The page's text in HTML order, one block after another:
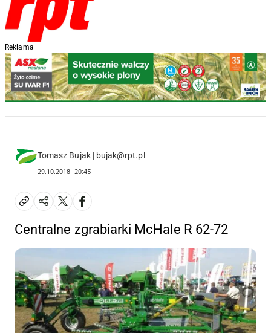
Reklama
Tomasz Bujak | bujak@rpt.pl
29.10.2018 20:45
Centralne zgrabiarki McHale R 62-72